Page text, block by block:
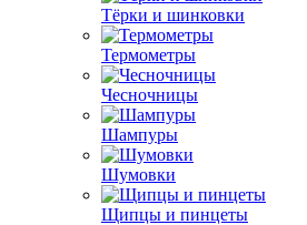
Тёрки и шинковки
Термометры
Чесночницы
Шампуры
Шумовки
Щипцы и пинцеты